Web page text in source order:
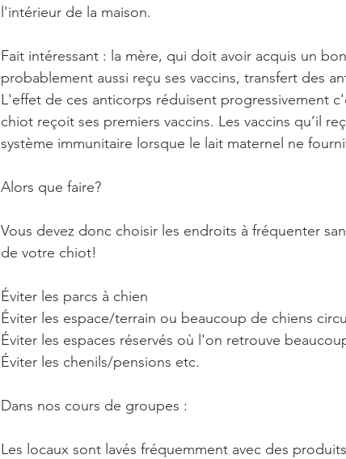
l'intérieur de la maison.
Fait intéressant : la mère, qui doit avoir acquis un
probablement aussi reçu ses vaccins, transfert des
L'effet de ces anticorps réduisent progressivement
chiot reçoit ses premiers vaccins. Les vaccins qu’il
système immunitaire lorsque le lait maternel ne
Alors que faire?
Vous devez donc choisir les endroits à fréquenter
de votre chiot!
Éviter les parcs à chien
Éviter les espace/terrain ou beaucoup de chiens
Éviter les espaces réservés où l'on retrouve
Éviter les chenils/pensions etc.
Dans nos cours de groupes :
Les locaux sont lavés fréquemment avec des